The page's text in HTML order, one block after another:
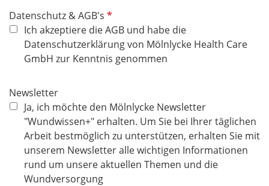
Datenschutz & AGB's P
f
l
i
f
e
l
d
Ich akzeptiere die AGB und habe die
Datenschutzerklärung von Mölnlycke Health Care
GmbH zur Kenntnis genommen
Newsletter
Ja, ich möchte den Mölnlycke Newsletter
"Wundwissen+" erhalten. Um Sie bei Ihrer täglichen
Arbeit bestmöglich zu unterstützen, erhalten Sie mit
unserem Newsletter alle wichtigen Informationen
rund um unsere aktuellen Themen und die
Wundversorgung